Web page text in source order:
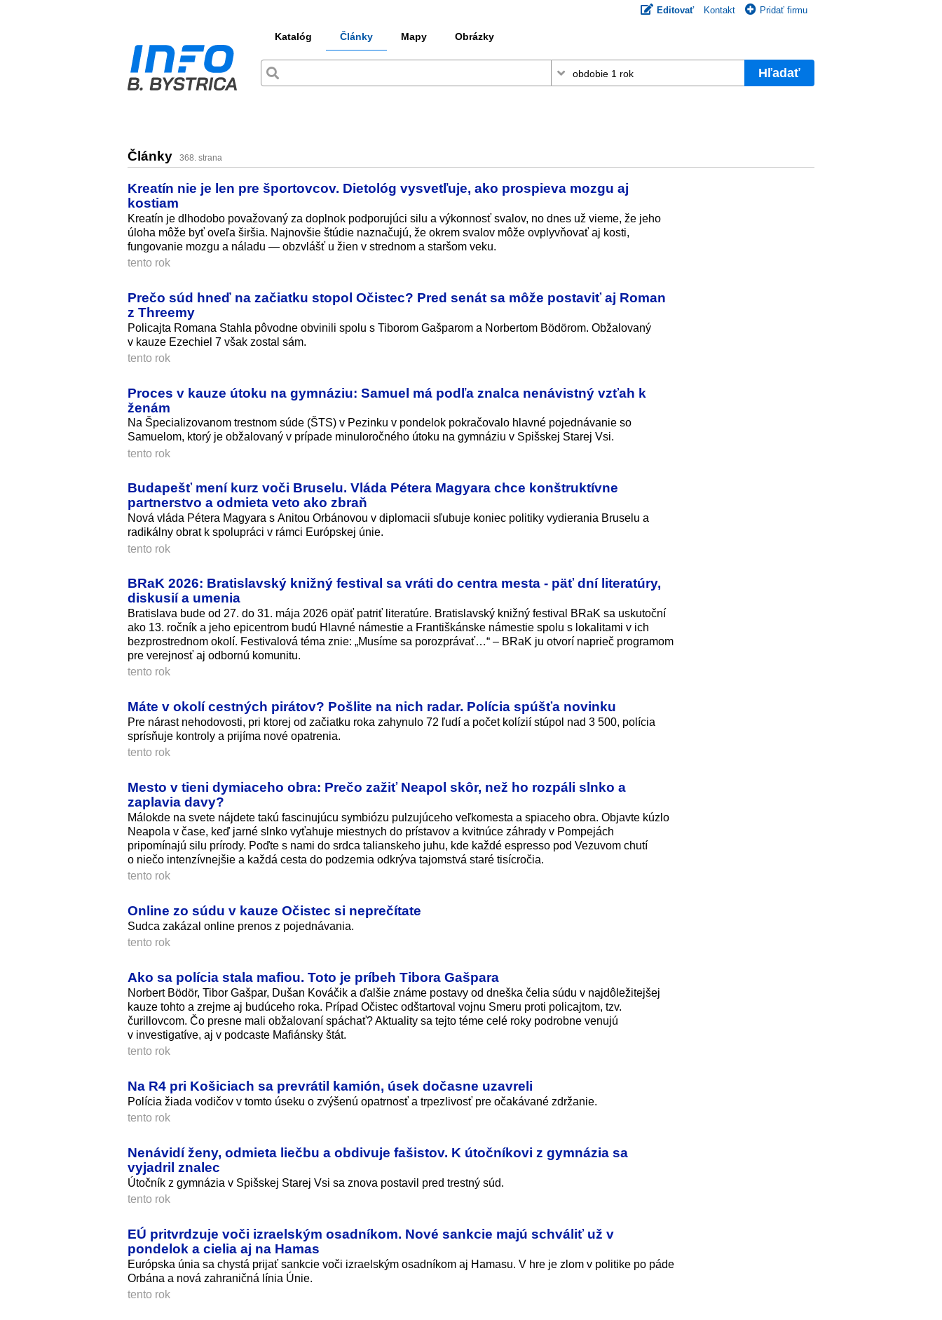
Editovať Kontakt Pridať firmu
Katalóg Články Mapy Obrázky
Hľadať
Články 368. strana
Kreatín nie je len pre športovcov. Dietológ vysvetľuje, ako prospieva mozgu aj
kostiam
Kreatín je dlhodobo považovaný za doplnok podporujúci silu a výkonnosť svalov, no dnes už vieme, že jeho
úloha môže byť oveľa širšia. Najnovšie štúdie naznačujú, že okrem svalov môže ovplyvňovať aj kosti,
fungovanie mozgu a náladu — obzvlášť u žien v strednom a staršom veku.
tento rok
Prečo súd hneď na začiatku stopol Očistec? Pred senát sa môže postaviť aj Roman
z Threemy
Policajta Romana Stahla pôvodne obvinili spolu s Tiborom Gašparom a Norbertom Bödörom. Obžalovaný
v kauze Ezechiel 7 však zostal sám.
tento rok
Proces v kauze útoku na gymnáziu: Samuel má podľa znalca nenávistný vzťah k
ženám
Na Špecializovanom trestnom súde (ŠTS) v Pezinku v pondelok pokračovalo hlavné pojednávanie so
Samuelom, ktorý je obžalovaný v prípade minuloročného útoku na gymnáziu v Spišskej Starej Vsi.
tento rok
Budapešť mení kurz voči Bruselu. Vláda Pétera Magyara chce konštruktívne
partnerstvo a odmieta veto ako zbraň
Nová vláda Pétera Magyara s Anitou Orbánovou v diplomacii sľubuje koniec politiky vydierania Bruselu a
radikálny obrat k spolupráci v rámci Európskej únie.
tento rok
BRaK 2026: Bratislavský knižný festival sa vráti do centra mesta - päť dní literatúry,
diskusií a umenia
Bratislava bude od 27. do 31. mája 2026 opäť patriť literatúre. Bratislavský knižný festival BRaK sa uskutoční
ako 13. ročník a jeho epicentrom budú Hlavné námestie a Františkánske námestie spolu s lokalitami v ich
bezprostrednom okolí. Festivalová téma znie: „Musíme sa porozprávať…“ – BRaK ju otvorí naprieč programom
pre verejnosť aj odbornú komunitu.
tento rok
Máte v okolí cestných pirátov? Pošlite na nich radar. Polícia spúšťa novinku
Pre nárast nehodovosti, pri ktorej od začiatku roka zahynulo 72 ľudí a počet kolízií stúpol nad 3 500, polícia
sprísňuje kontroly a prijíma nové opatrenia.
tento rok
Mesto v tieni dymiaceho obra: Prečo zažiť Neapol skôr, než ho rozpáli slnko a
zaplavia davy?
Málokde na svete nájdete takú fascinujúcu symbiózu pulzujúceho veľkomesta a spiaceho obra. Objavte kúzlo
Neapola v čase, keď jarné slnko vyťahuje miestnych do prístavov a kvitnúce záhrady v Pompejách
pripomínajú silu prírody. Poďte s nami do srdca talianskeho juhu, kde každé espresso pod Vezuvom chutí
o niečo intenzívnejšie a každá cesta do podzemia odkrýva tajomstvá staré tisícročia.
tento rok
Online zo súdu v kauze Očistec si neprečítate
Sudca zakázal online prenos z pojednávania.
tento rok
Ako sa polícia stala mafiou. Toto je príbeh Tibora Gašpara
Norbert Bödör, Tibor Gašpar, Dušan Kováčik a ďalšie známe postavy od dneška čelia súdu v najdôležitejšej
kauze tohto a zrejme aj budúceho roka. Prípad Očistec odštartoval vojnu Smeru proti policajtom, tzv.
čurillovcom. Čo presne mali obžalovaní spáchať? Aktuality sa tejto téme celé roky podrobne venujú
v investigatíve, aj v podcaste Mafiánsky štát.
tento rok
Na R4 pri Košiciach sa prevrátil kamión, úsek dočasne uzavreli
Polícia žiada vodičov v tomto úseku o zvýšenú opatrnosť a trpezlivosť pre očakávané zdržanie.
tento rok
Nenávidí ženy, odmieta liečbu a obdivuje fašistov. K útočníkovi z gymnázia sa
vyjadril znalec
Útočník z gymnázia v Spišskej Starej Vsi sa znova postavil pred trestný súd.
tento rok
EÚ pritvrdzuje voči izraelským osadníkom. Nové sankcie majú schváliť už v
pondelok a cielia aj na Hamas
Európska únia sa chystá prijať sankcie voči izraelským osadníkom aj Hamasu. V hre je zlom v politike po páde
Orbána a nová zahraničná línia Únie.
tento rok